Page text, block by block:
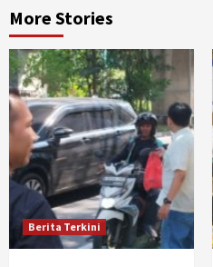
More Stories
Berita Terkini